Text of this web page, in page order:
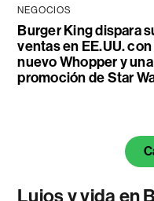
NEGOCIOS
Burger King dispara
ventas en EE.UU.
nuevo Whopper y una
promoción de Star
Lujos y vida en